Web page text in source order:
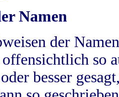
Namen
der
so
besser